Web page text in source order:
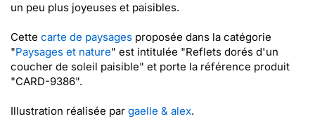
un peu plus joyeuses et paisibles.
Cette carte de paysages proposée dans la catégorie
"Paysages et nature" est intitulée "Reflets dorés d'un
coucher de soleil paisible" et porte la référence produit
"CARD-9386".
Illustration réalisée par gaelle & alex.